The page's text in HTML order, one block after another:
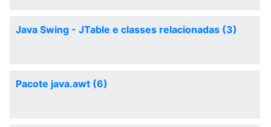
Java Swing - JTable e classes relacionadas (3)
Pacote java.awt (6)